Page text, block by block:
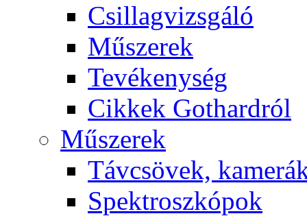
Csil­lag­vizs­gá­ló
Mű­sze­rek
Te­vé­keny­ség
Cik­kek Got­hard­ról
Mű­sze­rek
Táv­csö­vek,
Spekt­rosz­kó­pok